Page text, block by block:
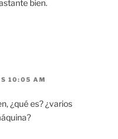
bien.
10:05 AM
¿qué es? ¿varios